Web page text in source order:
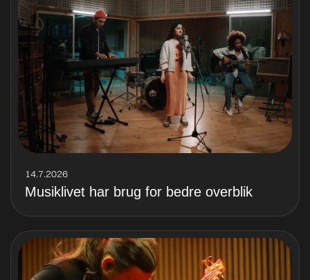
14.7.2026
Musiklivet har brug for bedre overblik